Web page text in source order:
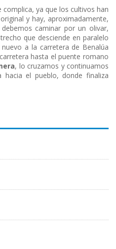
ya que los cultivos han
y hay, aproximadamente,
caminar por un olivar,
que desciende en paralelo
a la carretera de Benalúa
hasta el puente romano
, lo cruzamos y continuamos
el pueblo, donde finaliza